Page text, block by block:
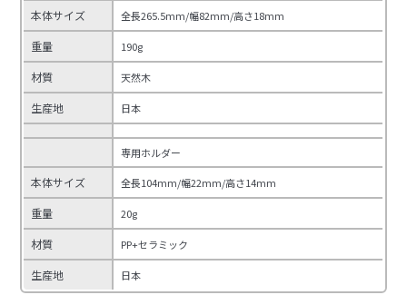
本体サイズ 全長265.5mm/幅82mm/高さ18mm
重量 190g
材質 天然木
生産地 日本
専用ホルダー
本体サイズ 全長104mm/幅22mm/高さ14mm
重量 20g
材質 PP+セラミック
生産地 日本